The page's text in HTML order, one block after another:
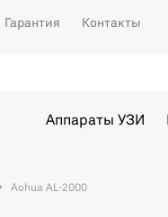
Гарантия Контакты
Аппараты УЗИ
Aohua AL-2000